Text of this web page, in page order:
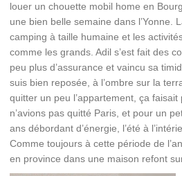
louer un chouette mobil home en
une bien belle semaine dans l’Yonne.
camping à taille humaine et les
comme les grands. Adil s’est fait des
peu plus d’assurance et vaincu sa
suis bien reposée, à l’ombre sur la
quitter un peu l’appartement, ça
n’avions pas quitté Paris, et pour un
ans débordant d’énergie, l’été à
Comme toujours à cette période de
en province dans une maison refont